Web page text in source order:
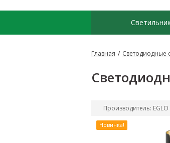
Главная / Светодиодные
Производитель: EGLO
Новинка!